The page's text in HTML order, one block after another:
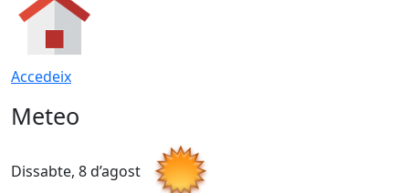
Accedeix
Meteo
Dissabte, 8 d’agost